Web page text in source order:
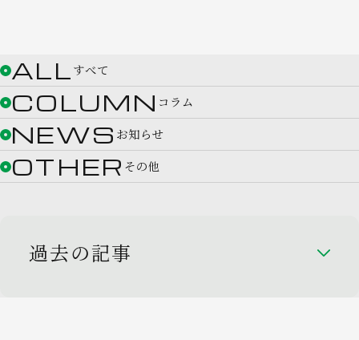
ALL すべて
COLUMN コラム
NEWS お知らせ
OTHER その他
過去の記事